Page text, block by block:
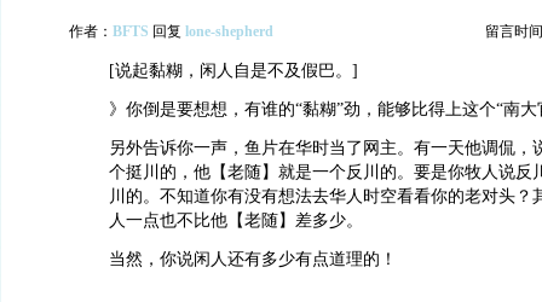
作者： BFTS 回复 lone-shepherd 留言时
[说起黏糊，闲人自是不及假巴。]
》你倒是要想想，有谁的“黏糊”劲，能够比得上这个“南
另外告诉你一声，鱼片在华时当了网主。有一天他调侃，
个挺川的，他【老随】就是一个反川的。要是你牧人说反
川的。不知道你有没有想法去华人时空看看你的老对头？
人一点也不比他【老随】差多少。
当然，你说闲人还有多少有点道理的！